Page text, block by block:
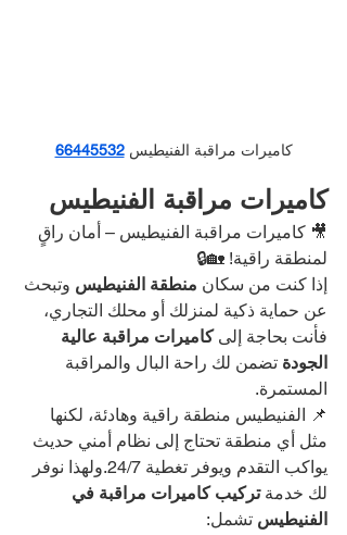
كاميرات مراقبة الفنيطيس 66445532
كاميرات مراقبة الفنيطيس
🎥 كاميرات مراقبة الفنيطيس – أمان راقٍ
لمنطقة راقية! 🏡🔒
إذا كنت من سكان منطقة الفنيطيس وتبحث
عن حماية ذكية لمنزلك أو محلك التجاري،
فأنت بحاجة إلى كاميرات مراقبة عالية
الجودة تضمن لك راحة البال والمراقبة
المستمرة.
📌 الفنيطيس منطقة راقية وهادئة، لكنها
مثل أي منطقة تحتاج إلى نظام أمني حديث
يواكب التقدم ويوفر تغطية 24/7.ولهذا نوفر
لك خدمة تركيب كاميرات مراقبة في
الفنيطيس تشمل: